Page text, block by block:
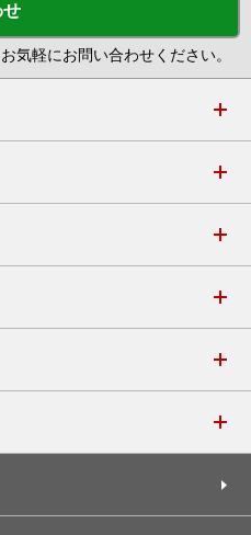
せ
気軽にお問い合わせください。